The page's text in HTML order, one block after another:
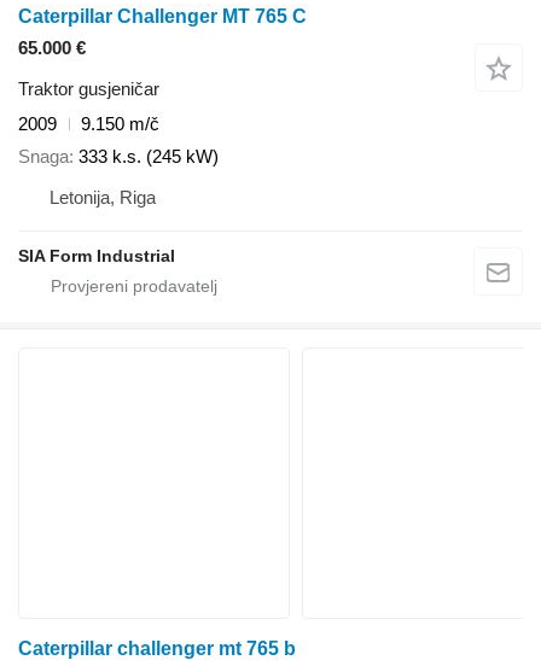
Caterpillar Challenger MT 765 C
65.000 €
Traktor gusjeničar
2009
9.150 m/č
Snaga 333 k.s. (245 kW)
Letonija, Riga
SIA Form Industrial
Caterpillar challenger mt 765 b